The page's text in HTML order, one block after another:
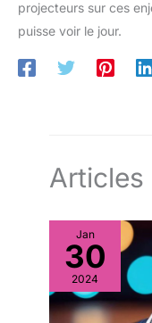
projecteurs sur ces
puisse voir le jour.
Articles
Jan
30
2024